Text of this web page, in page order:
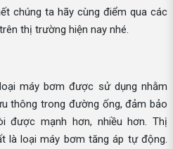
chúng ta hãy cùng điểm qua các
thị trường hiện nay nhé.
máy bơm được sử dụng nhằm
thông trong đường ống, đảm bảo
được mạnh hơn, nhiều hơn. Thị
là loại máy bơm tăng áp tự động.